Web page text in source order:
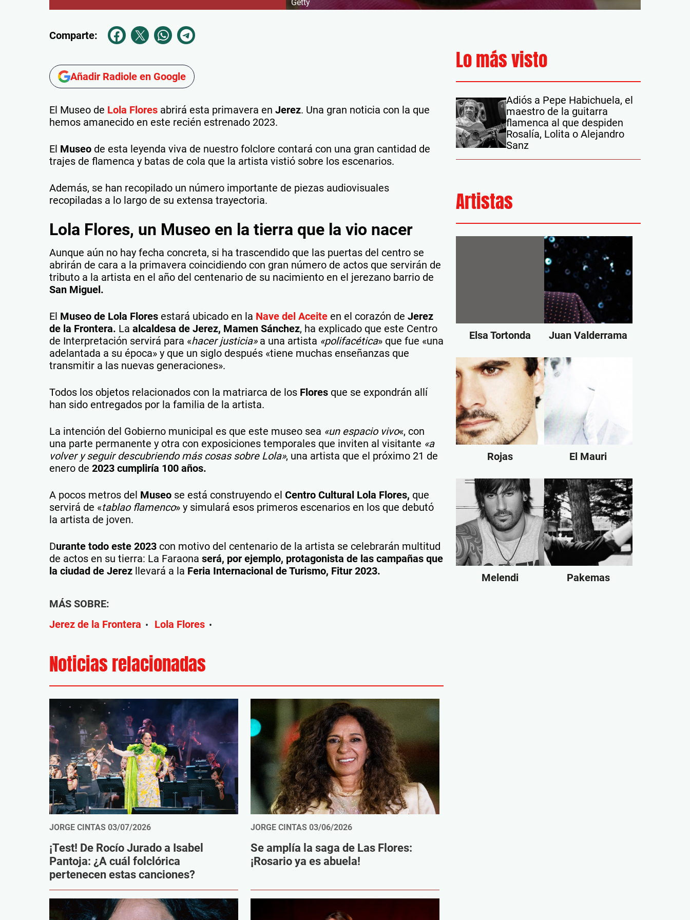
Getty
Comparte:
Añadir Radiole en Google
El Museo de Lola Flores abrirá esta primavera en Jerez. Una gran noticia con la que
hemos amanecido en este recién estrenado 2023.
El Museo de esta leyenda viva de nuestro folclore contará con una gran cantidad de
trajes de flamenca y batas de cola que la artista vistió sobre los escenarios.
Además, se han recopilado un número importante de piezas audiovisuales
recopiladas a lo largo de su extensa trayectoria.
Lola Flores, un Museo en la tierra que la vio nacer
Aunque aún no hay fecha concreta, si ha trascendido que las puertas del centro se
abrirán de cara a la primavera coincidiendo con gran número de actos que servirán de
tributo a la artista en el año del centenario de su nacimiento en el jerezano barrio de
San Miguel.
El Museo de Lola Flores estará ubicado en la Nave del Aceite en el corazón de Jerez
de la Frontera. La alcaldesa de Jerez, Mamen Sánchez, ha explicado que este Centro
de Interpretación servirá para «hacer justicia»a una artista «polifacética» que fue «una
adelantada a su época» y que un siglo después «tiene muchas enseñanzas que
transmitir a las nuevas generaciones».
Todos los objetos relacionados con la matriarca de los Flores que se expondrán allí
han sido entregados por la familia de la artista.
La intención del Gobierno municipal es que este museo sea «un espacio vivo«, con
una parte permanente y otra con exposiciones temporales que inviten al visitante «a
volver y seguir descubriendo más cosas sobre Lola», una artista que el próximo 21 de
enero de 2023 cumpliría 100 años.
A pocos metros del Museo se está construyendo el Centro Cultural Lola Flores, que
servirá de «tablao flamenco» y simulará esos primeros escenarios en los que debutó
la artista de joven.
Durante todo este 2023 con motivo del centenario de la artista se celebrarán multitud
de actos en su tierra: La Faraona será, por ejemplo, protagonista de las campañas que
la ciudad de Jerez llevará a la Feria Internacional de Turismo, Fitur 2023.
MÁS SOBRE:
Jerez de la Frontera • Lola Flores •
Noticias relacionadas
JORGE CINTAS 03/07/2026
¡Test! De Rocío Jurado a Isabel
Pantoja: ¿A cuál folclórica
pertenecen estas canciones?
JORGE CINTAS 03/06/2026
Se amplía la saga de Las Flores:
¡Rosario ya es abuela!
Lo más visto
Adiós a Pepe Habichuela, el
maestro de la guitarra
flamenca al que despiden
Rosalía, Lolita o Alejandro
Sanz
Artistas
Elsa Tortonda Juan Valderrama
Rojas El Mauri
Melendi Pakemas